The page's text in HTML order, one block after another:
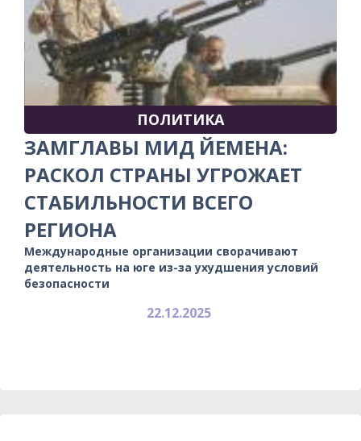
ПОЛИТИКА
ЗАМГЛАВЫ МИД ЙЕМЕНА:
РАСКОЛ СТРАНЫ УГРОЖАЕТ
СТАБИЛЬНОСТИ ВСЕГО
РЕГИОНА
Международные организации сворачивают
деятельность на юге из-за ухудшения условий
безопасности
22.12.2025